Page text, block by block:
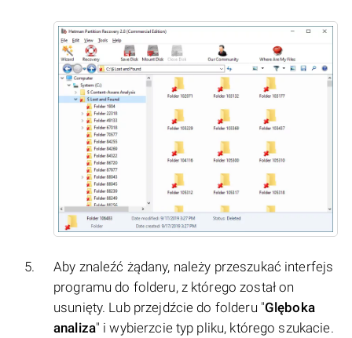
Aby znaleźć żądany, należy przeszukać interfejs
programu do folderu, z którego został on
usunięty. Lub przejdźcie do folderu "Glęboka
analiza" i wybierzcie typ pliku, którego szukacie.